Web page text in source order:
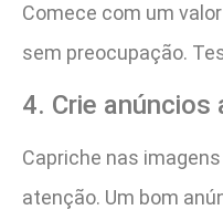
Comece com um
sem preocupação.
4. Crie anúncios
Capriche nas
atenção. Um bom